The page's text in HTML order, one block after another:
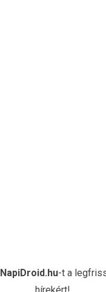
NapiDroid.hu-t a
hírekért!